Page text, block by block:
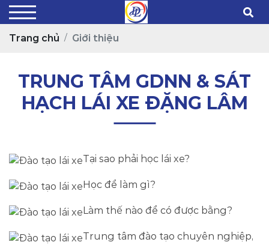
Trang chủ Giới thiệu
TRUNG TÂM GDNN & SÁT
HẠCH LÁI XE ĐẶNG LÂM
Tại sao phải học lái xe?
Học để làm gì?
Làm thế nào để có được bằng?
Trung tâm đào tạo chuyên nghiệp,